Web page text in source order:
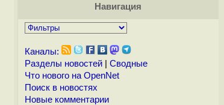
Навигация
Каналы:
Разделы новостей| Сводные
Что нового на OpenNet
Поиск в новостях
Новые комментарии